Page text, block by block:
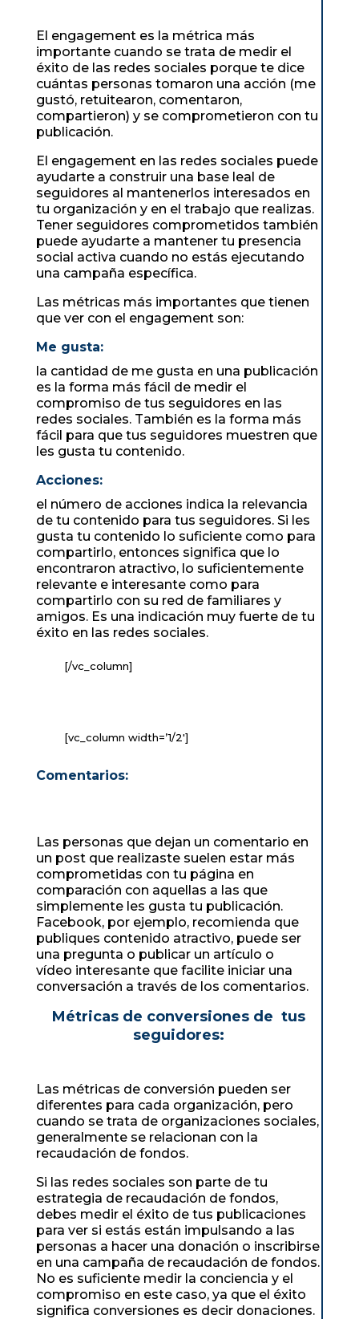
El engagement es la métrica más
importante cuando se trata de medir el
éxito de las redes sociales porque te dice
cuántas personas tomaron una acción (me
gustó, retuitearon, comentaron,
compartieron) y se comprometieron con tu
publicación.
El engagement en las redes sociales puede
ayudarte a construir una base leal de
seguidores al mantenerlos interesados ​​en
tu organización y en el trabajo que realizas.
Tener seguidores comprometidos también
puede ayudarte a mantener tu presencia
social activa cuando no estás ejecutando
una campaña específica.
Las métricas más importantes que tienen
que ver con el engagement son:
Me gusta:
la cantidad de me gusta en una publicación
es la forma más fácil de medir el
compromiso de tus seguidores en las
redes sociales. También es la forma más
fácil para que tus seguidores muestren que
les gusta tu contenido.
Acciones:
el número de acciones indica la relevancia
de tu contenido para tus seguidores. Si les
gusta tu contenido lo suficiente como para
compartirlo, entonces significa que lo
encontraron atractivo, lo suficientemente
relevante e interesante como para
compartirlo con su red de familiares y
amigos. Es una indicación muy fuerte de tu
éxito en las redes sociales.
[/vc_column]
[vc_column width=’1/2′]
Comentarios:
Las personas que dejan un comentario en
un post que realizaste suelen estar más
comprometidas con tu página en
comparación con aquellas a las que
simplemente les gusta tu publicación.
Facebook, por ejemplo, recomienda que
publiques contenido atractivo, puede ser
una pregunta o publicar un artículo o
vídeo interesante que facilite iniciar una
conversación a través de los comentarios.
Métricas de conversiones de tus
seguidores:
Las métricas de conversión pueden ser
diferentes para cada organización, pero
cuando se trata de organizaciones sociales,
generalmente se relacionan con la
recaudación de fondos.
Si las redes sociales son parte de tu
estrategia de recaudación de fondos,
debes medir el éxito de tus publicaciones
para ver si estás están impulsando a las
personas a hacer una donación o inscribirse
en una campaña de recaudación de fondos.
No es suficiente medir la conciencia y el
compromiso en este caso, ya que el éxito
significa conversiones es decir donaciones.